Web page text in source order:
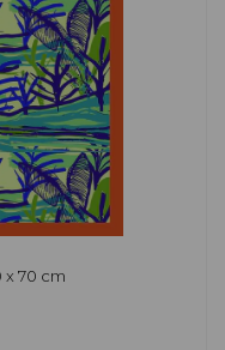
x 70 cm